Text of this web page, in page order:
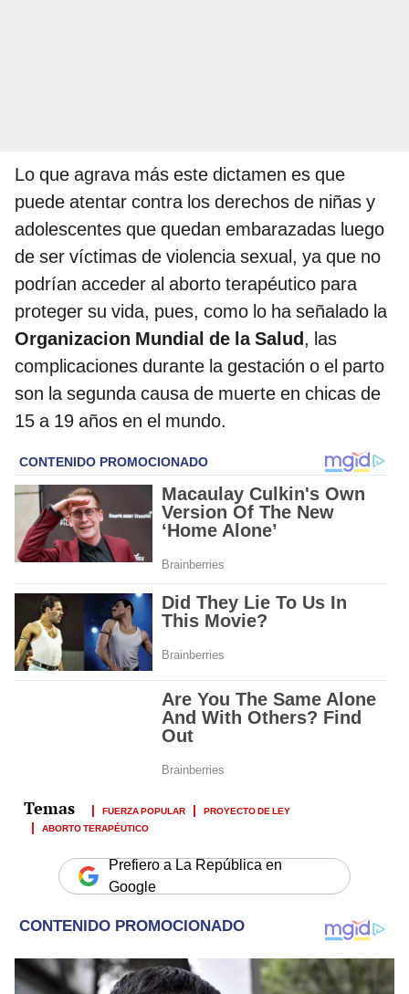
Lo que agrava más este dictamen es que
puede atentar contra los derechos de niñas y
adolescentes que quedan embarazadas luego
de ser víctimas de violencia sexual, ya que no
podrían acceder al aborto terapéutico para
proteger su vida, pues, como lo ha señalado la
Organizacion Mundial de la Salud, las
complicaciones durante la gestación o el parto
son la segunda causa de muerte en chicas de
15 a 19 años en el mundo.
FUERZA POPULAR
PROYECTO DE LEY
ABORTO TERAPÉUTICO
Prefiero a La República en
Google